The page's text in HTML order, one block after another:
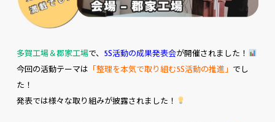
多賀工場＆郡家工場で、 5S活動の成果発表会が開催されました！
今回の活動テーマは 「整理を本気で取り組む5S活動の推進」 でし
た！
発表では様々な取り組みが披露されました！